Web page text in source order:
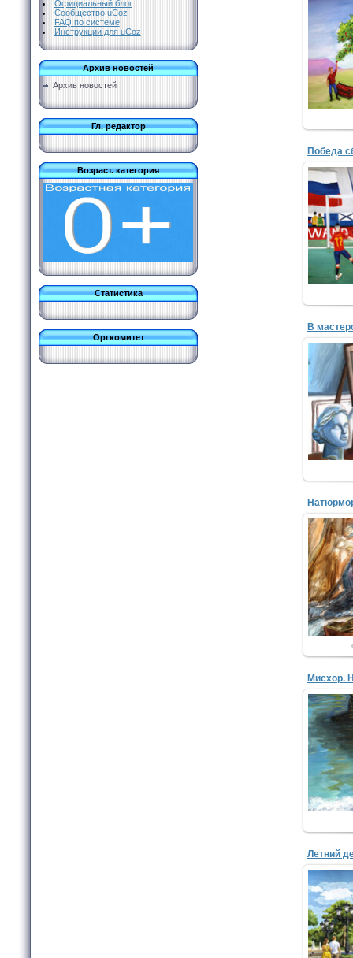
Официальный блог
Сообщество uCoz
FAQ по системе
Инструкции для uCoz
Архив новостей
Архив новостей
Гл. редактор
Возраст. категория
Статистика
Оргкомитет
В
Мисхор.
Летний